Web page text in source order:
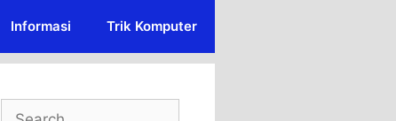
Informasi Trik Komputer
Search